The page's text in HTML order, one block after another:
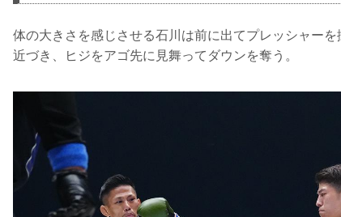
体の大きさを感じさせる石川は前に出てプレッシャー
近づき、ヒジをアゴ先に見舞ってダウンを奪う。